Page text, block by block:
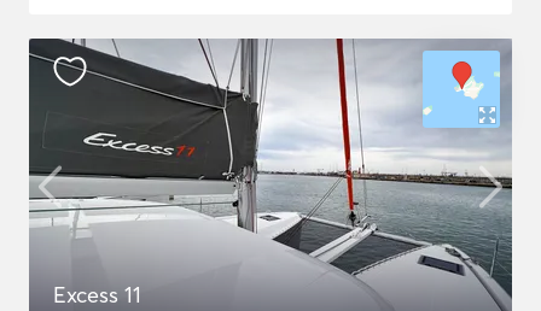
Excess 11